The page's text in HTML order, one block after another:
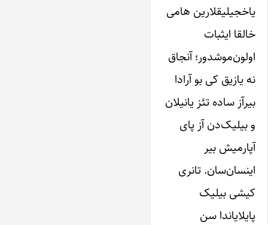
یاخجیلیقلارین هامی‌
خالقا‌ ایثبات
او‌لون‌موشدور؛ آنجاق
نه‌ یازیق کی بو‌ آرادا‌
بیرآز‌ ساده تئز‌ یانیلان
و‌ بیلیک‌دن آز‌ پای
آپارمیش بیر‌
اینسان‌سان. تانری
کیشی بیلیک
پایلایاندا سن